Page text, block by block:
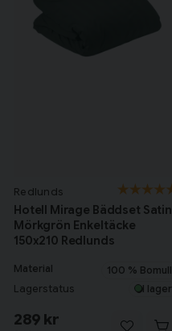
Redlunds
Hotell Mirage Bäddset Satin
Mörkgrön Enkeltäcke
150x210 Redlunds
Material 100 % Bomull
Lagerstatus I lager
289 kr